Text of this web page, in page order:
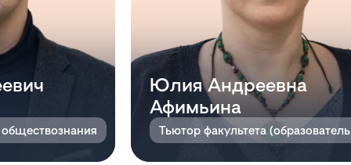
Юлия Андреевна
Афимьина